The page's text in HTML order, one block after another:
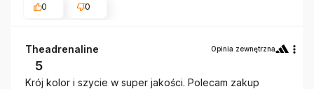
0
0
Theadrenaline Opinia zewnętrzna
5
Krój kolor i szycie w super jakości. Polecam zakup